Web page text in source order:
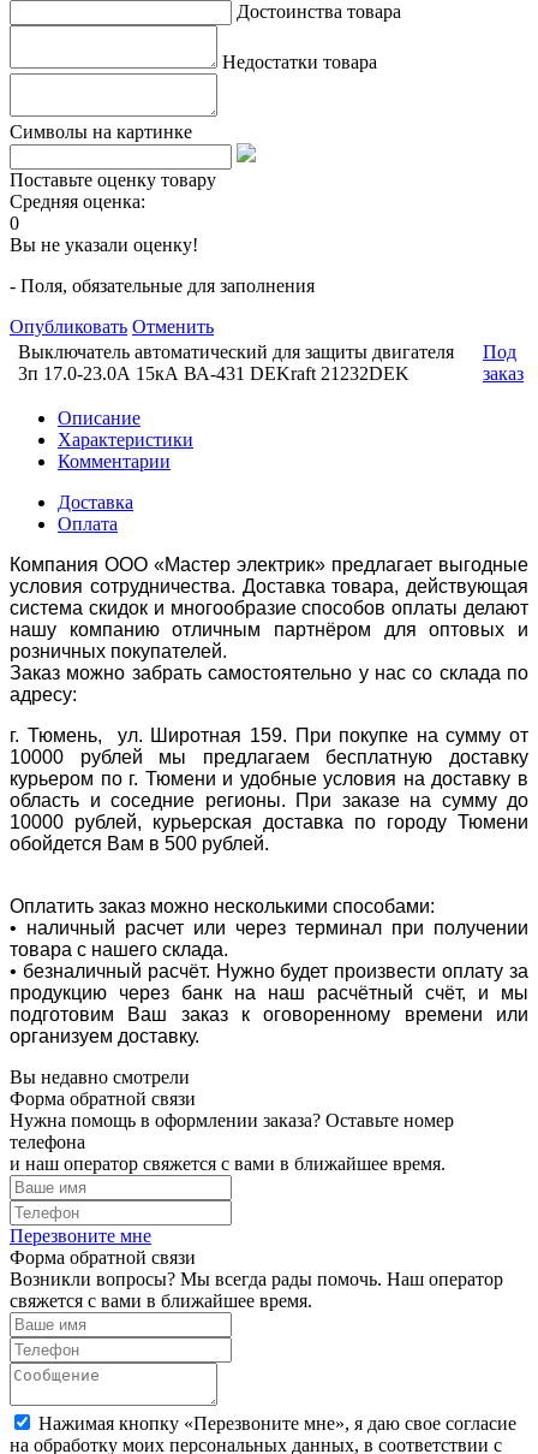
Достоинства товара
Недостатки товара
Символы на картинке
Поставьте оценку товару
Средняя оценка:
0
Вы не указали оценку!
- Поля, обязательные для заполнения
Опубликовать Отменить
Выключатель автоматический для защиты двигателя
3п 17.0-23.0А 15кА ВА-431 DEKraft 21232DEK
Под
заказ
Описание
Характеристики
Комментарии
Доставка
Оплата
Компания ООО «Мастер электрик» предлагает выгодные
условия сотрудничества. Доставка товара, действующая
система скидок и многообразие способов оплаты делают
нашу компанию отличным партнёром для оптовых и
розничных покупателей.
Заказ можно забрать самостоятельно у нас со склада по
адресу:
г. Тюмень, ул. Широтная 159. При покупке на сумму от
10000 рублей мы предлагаем бесплатную доставку
курьером по г. Тюмени и удобные условия на доставку в
область и соседние регионы. При заказе на сумму до
10000 рублей, курьерская доставка по городу Тюмени
обойдется Вам в 500 рублей.
Оплатить заказ можно несколькими способами:
• наличный расчет или через терминал при получении
товара с нашего склада.
• безналичный расчёт. Нужно будет произвести оплату за
продукцию через банк на наш расчётный счёт, и мы
подготовим Ваш заказ к оговоренному времени или
организуем доставку.
Вы недавно смотрели
Форма обратной связи
Нужна помощь в оформлении заказа? Оставьте номер
телефона
и наш оператор свяжется с вами в ближайшее время.
Перезвоните мне
Форма обратной связи
Возникли вопросы? Мы всегда рады помочь. Наш оператор
свяжется с вами в ближайшее время.
Нажимая кнопку «Перезвоните мне», я даю свое согласие
на обработку моих персональных данных, в соответствии с